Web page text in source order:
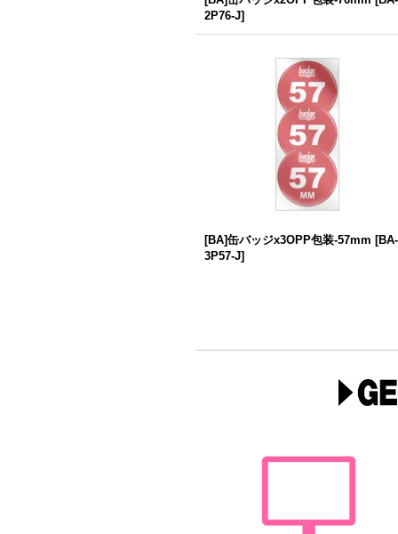
2P76-J]
[BA]缶バッジx3OPP包装-57mm [BA-
3P57-J]